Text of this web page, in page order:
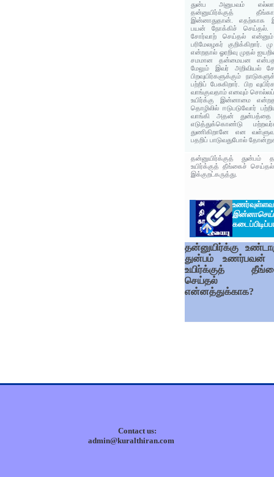
துன்ப அனுபவம்
தன்னுயிர்க்குத்
இன்னாதுதான். எதற்காக
பயன் நோக்கிச் செய்தல்.
சோர்வாற் செய்தல்
பரிமேலழகர் குறிக்கிறார்.
என்றதால் ஓரறிவு முதல்
சமமான தன்மையன
மேலும் இவர் அறிவியல்
பிறவுயிர்களுக்கும்
பற்றிப் பேசுகிறார். பிற
வாங்குவதாம் எனவும்
உயிர்க்கு இன்னாமை
தொழிலில் ஈடுபடுவோர்
வாங்கி அதன்
எடுத்துக்கொண்டு
துணிகிறானே என
பதறிப் பாடுவதுபோல்
தன்னுயிர்க்குத் துன்பம்
உயிர்க்குத் தீங்கைச்
இக்குறட்கருத்து.
தன்னுயிர்க்கு
துன்பம் உணர்பவன்
உயிர்க்குத்
செய்தல்
என்னத்துக்காக?
Contact us:
admin@kuralthiran.com